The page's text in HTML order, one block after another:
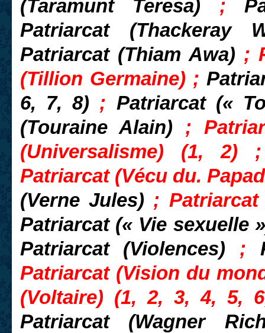
(Taramunt Teresa) ;
Patriarcat (Thackeray
Patriarcat (Thiam Awa) ;
(Tillion Germaine) ;
6, 7, 8) ; Patriarcat («
(Touraine Alain) ;
(Universalisme) (1,
Patriarcat (Vécu du.
(Verne Jules) ;
Patriarcat (« Vie sexuelle
Patriarcat (Violences) ;
Patriarcat (Vision du
(Voltaire) (1, 2, 3, 4, 5,
Patriarcat (Wagner